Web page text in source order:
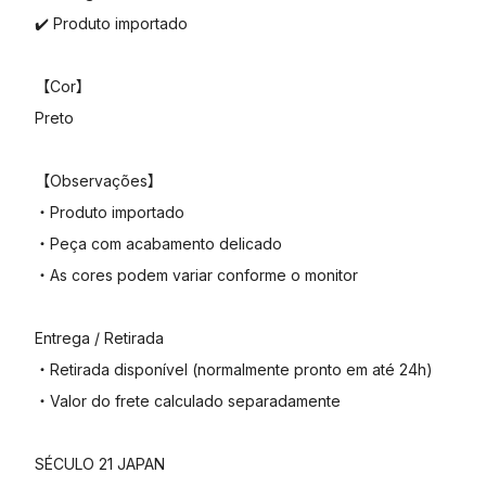
✔️ Produto importado
【Cor】
Preto
【Observações】
・Produto importado
・Peça com acabamento delicado
・As cores podem variar conforme o monitor
Entrega / Retirada
・Retirada disponível (normalmente pronto em até 24h)
・Valor do frete calculado separadamente
SÉCULO 21 JAPAN